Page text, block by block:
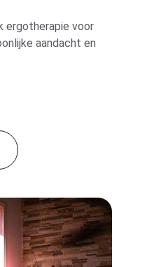
ergotherapie voor
aandacht en